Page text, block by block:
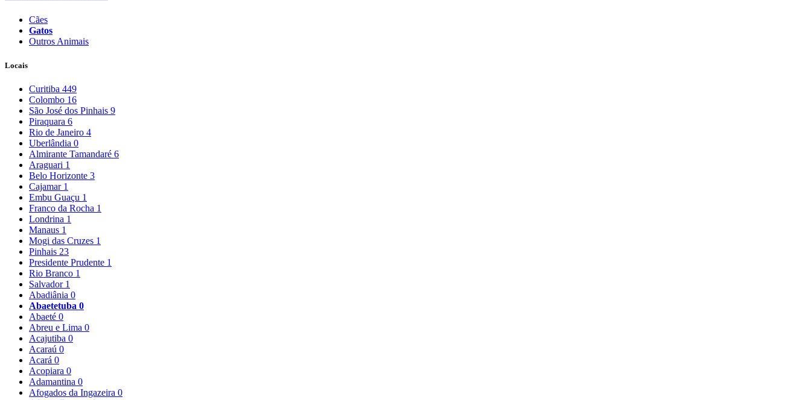
Cães
Gatos
Outros Animais
Locais
Curitiba 449
Colombo 16
São José dos Pinhais 9
Piraquara 6
Rio de Janeiro 4
Uberlândia 0
Almirante Tamandaré 6
Araguari 1
Belo Horizonte 3
Cajamar 1
Embu Guaçu 1
Franco da Rocha 1
Londrina 1
Manaus 1
Mogi das Cruzes 1
Pinhais 23
Presidente Prudente 1
Rio Branco 1
Salvador 1
Abadiânia 0
Abaetetuba 0
Abaeté 0
Abreu e Lima 0
Acajutiba 0
Acaraú 0
Acará 0
Acopiara 0
Adamantina 0
Afogados da Ingazeira 0